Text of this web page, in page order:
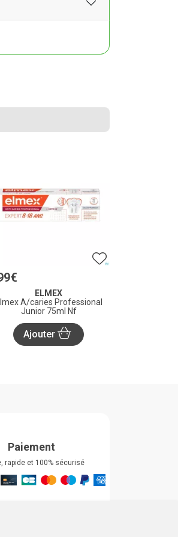
€
ELMEX
A/caries Professional
Junior 75ml Nf
Ajouter
Paiement
rapide et 100% sécurisé